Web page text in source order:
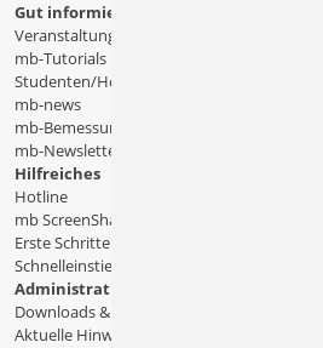
Gut informiert
Veranstaltungen
mb-Tutorials
Studenten/Hochschule
mb-news
mb-Bemessungstafeln
mb-Newsletter
Hilfreiches
Hotline
mb ScreenShare
Erste Schritte
Schnelleinstiege & Doku
Administratives
Downloads & Patches
Aktuelle Hinweise